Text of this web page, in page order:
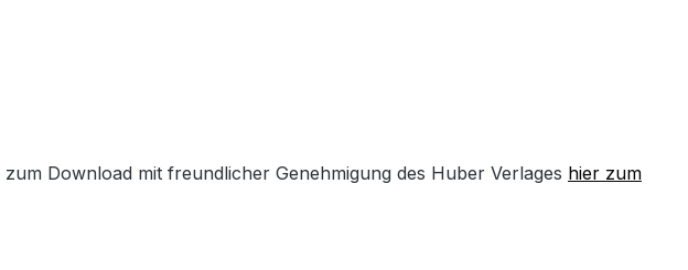
zum Download mit freundlicher Genehmigung des Huber Verlages hier zum